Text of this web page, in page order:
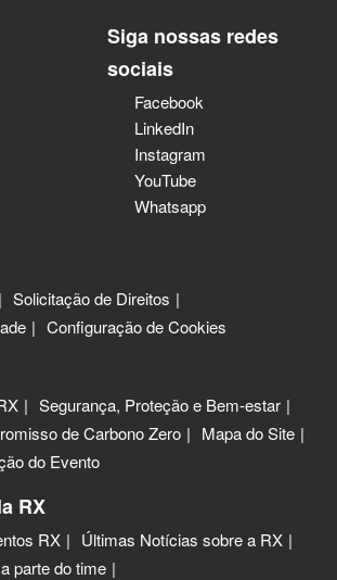
Siga nossas redes
sociais
Facebook
LinkedIn
Instagram
YouTube
Whatsapp
Solicitação de Direitos
Configuração de Cookies
Segurança, Proteção e Bem-estar
de Carbono Zero
Mapa do Site
do Evento
RX
RX
Últimas Notícias sobre a RX
parte do time